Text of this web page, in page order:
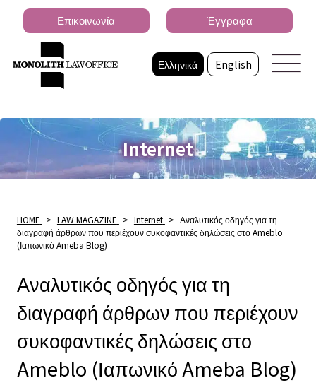
Ελληνικά English
Επικοινωνία Έγγραφα
Internet
HOME > LAW MAGAZINE > Internet > Αναλυτικός οδηγός για τη
διαγραφή άρθρων που περιέχουν συκοφαντικές δηλώσεις στο Ameblo
(Ιαπωνικό Ameba Blog)
Αναλυτικός οδηγός για τη
διαγραφή άρθρων που περιέχουν
συκοφαντικές δηλώσεις στο
Ameblo (Ιαπωνικό Ameba Blog)